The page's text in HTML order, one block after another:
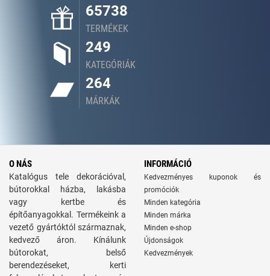
65738
TERMÉKEK
249
KATEGÓRIÁK
264
MÁRKÁK
O NÁS
Katalógus tele dekorációval,
bútorokkal házba, lakásba
vagy kertbe és
építőanyagokkal. Termékeink a
vezető gyártóktól származnak,
kedvező áron. Kínálunk
bútorokat, belső
berendezéseket, kerti
INFORMÁCIÓ
Kedvezményes kuponok és
promóciók
Minden kategória
Minden márka
Minden e-shop
Újdonságok
Kedvezmények